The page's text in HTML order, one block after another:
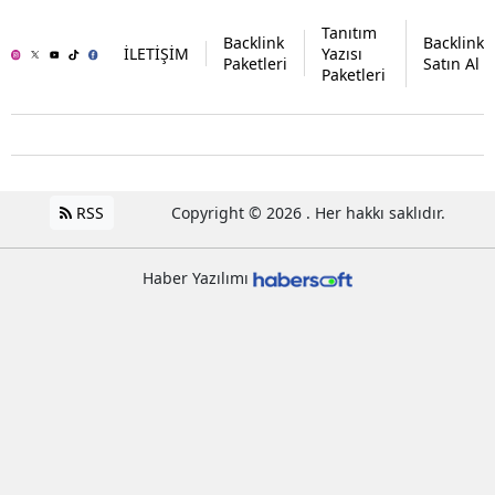
İLETİŞİM
Backlink
Paketleri
Tanıtım
Yazısı
Paketleri
Backlink
Satın Al
RSS Copyright © 2026 . Her hakkı saklıdır.
Haber Yazılımı